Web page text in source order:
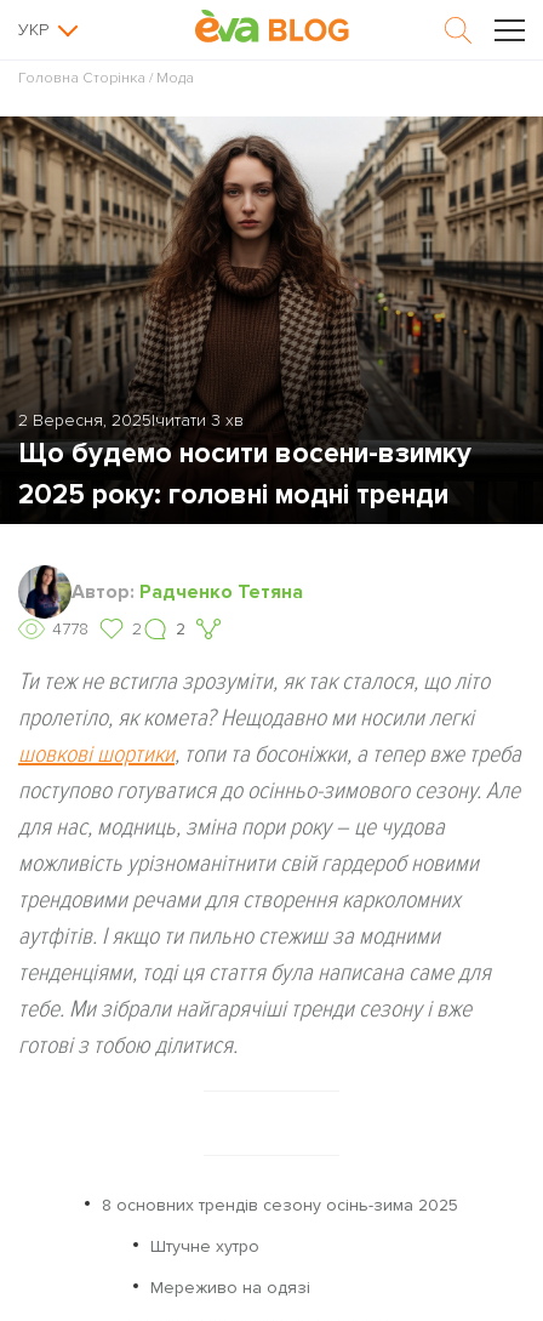
УКР
Головна Сторінка / Мода
2 Вересня, 2025|читати 3 хв
Що будемо носити восени-взимку
2025 року: головні модні тренди
Автор: Радченко Тетяна
4778 2 2
Ти теж не встигла зрозуміти, як так сталося, що літо
пролетіло, як комета? Нещодавно ми носили легкі
шовкові шортики, топи та босоніжки, а тепер вже треба
поступово готуватися до осінньо-зимового сезону. Але
для нас, модниць, зміна пори року – це чудова
можливість урізноманітнити свій гардероб новими
трендовими речами для створення карколомних
аутфітів. І якщо ти пильно стежиш за модними
тенденціями, тоді ця стаття була написана саме для
тебе. Ми зібрали найгарячіші тренди сезону і вже
готові з тобою ділитися.
8 основних трендів сезону осінь-зима 2025
Штучне хутро
Мереживо на одязі